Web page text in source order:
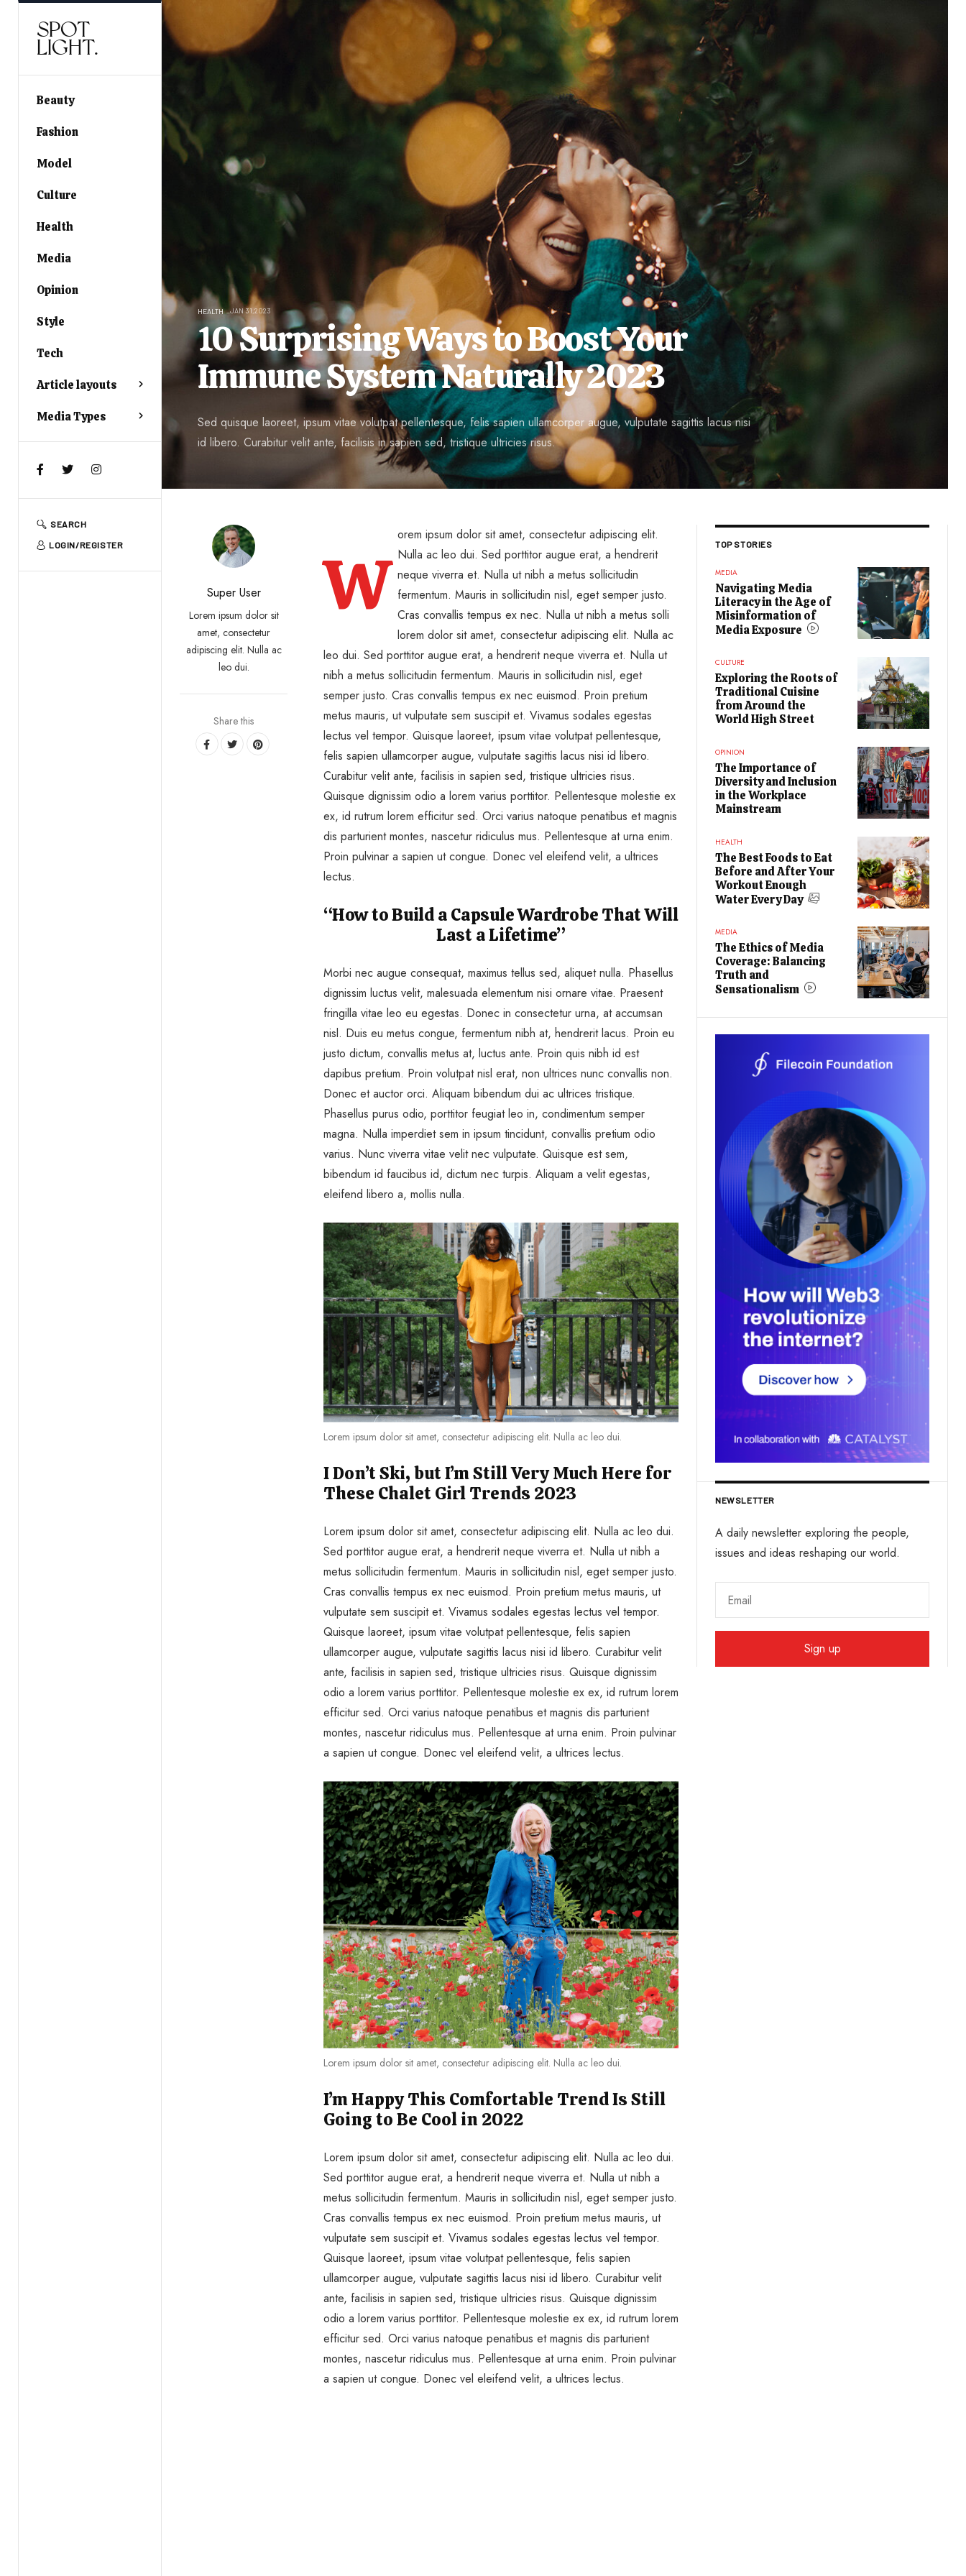
SPOT
LIGHT.
Beauty
Fashion
Model
Culture
Health
Media
Opinion
Style
Tech
Article layouts
Media Types
SEARCH
LOGIN/REGISTER
HEALTH JAN 31,2023
10 Surprising Ways to Boost Your
Immune System Naturally 2023
Sed quisque laoreet, ipsum vitae volutpat pellentesque, felis sapien ullamcorper augue, vulputate sagittis lacus nisi
id libero. Curabitur velit ante, facilisis in sapien sed, tristique ultricies risus.
Super User
Lorem ipsum dolor sit
amet, consectetur
adipiscing elit. Nulla ac
leo dui.
Share this
W
orem ipsum dolor sit amet, consectetur adipiscing elit.
Nulla ac leo dui. Sed porttitor augue erat, a hendrerit
neque viverra et. Nulla ut nibh a metus sollicitudin
fermentum. Mauris in sollicitudin nisl, eget semper justo.
Cras convallis tempus ex nec. Nulla ut nibh a metus solli
lorem dolor sit amet, consectetur adipiscing elit. Nulla ac
leo dui. Sed porttitor augue erat, a hendrerit neque viverra et. Nulla ut
nibh a metus sollicitudin fermentum. Mauris in sollicitudin nisl, eget
semper justo. Cras convallis tempus ex nec euismod. Proin pretium
metus mauris, ut vulputate sem suscipit et. Vivamus sodales egestas
lectus vel tempor. Quisque laoreet, ipsum vitae volutpat pellentesque,
felis sapien ullamcorper augue, vulputate sagittis lacus nisi id libero.
Curabitur velit ante, facilisis in sapien sed, tristique ultricies risus.
Quisque dignissim odio a lorem varius porttitor. Pellentesque molestie ex
ex, id rutrum lorem efficitur sed. Orci varius natoque penatibus et magnis
dis parturient montes, nascetur ridiculus mus. Pellentesque at urna enim.
Proin pulvinar a sapien ut congue. Donec vel eleifend velit, a ultrices
lectus.
“How to Build a Capsule Wardrobe That Will
Last a Lifetime”
Morbi nec augue consequat, maximus tellus sed, aliquet nulla. Phasellus
dignissim luctus velit, malesuada elementum nisi ornare vitae. Praesent
fringilla vitae leo eu egestas. Donec in consectetur urna, at accumsan
nisl. Duis eu metus congue, fermentum nibh at, hendrerit lacus. Proin eu
justo dictum, convallis metus at, luctus ante. Proin quis nibh id est
dapibus pretium. Proin volutpat nisl erat, non ultrices nunc convallis non.
Donec et auctor orci. Aliquam bibendum dui ac ultrices tristique.
Phasellus purus odio, porttitor feugiat leo in, condimentum semper
magna. Nulla imperdiet sem in ipsum tincidunt, convallis pretium odio
varius. Nunc viverra vitae velit nec vulputate. Quisque est sem,
bibendum id faucibus id, dictum nec turpis. Aliquam a velit egestas,
eleifend libero a, mollis nulla.
Lorem ipsum dolor sit amet, consectetur adipiscing elit. Nulla ac leo dui.
I Don’t Ski, but I’m Still Very Much Here for
These Chalet Girl Trends 2023
Lorem ipsum dolor sit amet, consectetur adipiscing elit. Nulla ac leo dui.
Sed porttitor augue erat, a hendrerit neque viverra et. Nulla ut nibh a
metus sollicitudin fermentum. Mauris in sollicitudin nisl, eget semper justo.
Cras convallis tempus ex nec euismod. Proin pretium metus mauris, ut
vulputate sem suscipit et. Vivamus sodales egestas lectus vel tempor.
Quisque laoreet, ipsum vitae volutpat pellentesque, felis sapien
ullamcorper augue, vulputate sagittis lacus nisi id libero. Curabitur velit
ante, facilisis in sapien sed, tristique ultricies risus. Quisque dignissim
odio a lorem varius porttitor. Pellentesque molestie ex ex, id rutrum lorem
efficitur sed. Orci varius natoque penatibus et magnis dis parturient
montes, nascetur ridiculus mus. Pellentesque at urna enim. Proin pulvinar
a sapien ut congue. Donec vel eleifend velit, a ultrices lectus.
Lorem ipsum dolor sit amet, consectetur adipiscing elit. Nulla ac leo dui.
I’m Happy This Comfortable Trend Is Still
Going to Be Cool in 2022
Lorem ipsum dolor sit amet, consectetur adipiscing elit. Nulla ac leo dui.
Sed porttitor augue erat, a hendrerit neque viverra et. Nulla ut nibh a
metus sollicitudin fermentum. Mauris in sollicitudin nisl, eget semper justo.
Cras convallis tempus ex nec euismod. Proin pretium metus mauris, ut
vulputate sem suscipit et. Vivamus sodales egestas lectus vel tempor.
Quisque laoreet, ipsum vitae volutpat pellentesque, felis sapien
ullamcorper augue, vulputate sagittis lacus nisi id libero. Curabitur velit
ante, facilisis in sapien sed, tristique ultricies risus. Quisque dignissim
odio a lorem varius porttitor. Pellentesque molestie ex ex, id rutrum lorem
efficitur sed. Orci varius natoque penatibus et magnis dis parturient
montes, nascetur ridiculus mus. Pellentesque at urna enim. Proin pulvinar
a sapien ut congue. Donec vel eleifend velit, a ultrices lectus.
TOP STORIES
MEDIA
Navigating Media
Literacy in the Age of
Misinformation of
Media Exposure
CULTURE
Exploring the Roots of
Traditional Cuisine
from Around the
World High Street
OPINION
The Importance of
Diversity and Inclusion
in the Workplace
Mainstream
HEALTH
The Best Foods to Eat
Before and After Your
Workout Enough
Water Every Day
MEDIA
The Ethics of Media
Coverage: Balancing
Truth and
Sensationalism
NEWSLETTER
A daily newsletter exploring the people,
issues and ideas reshaping our world.